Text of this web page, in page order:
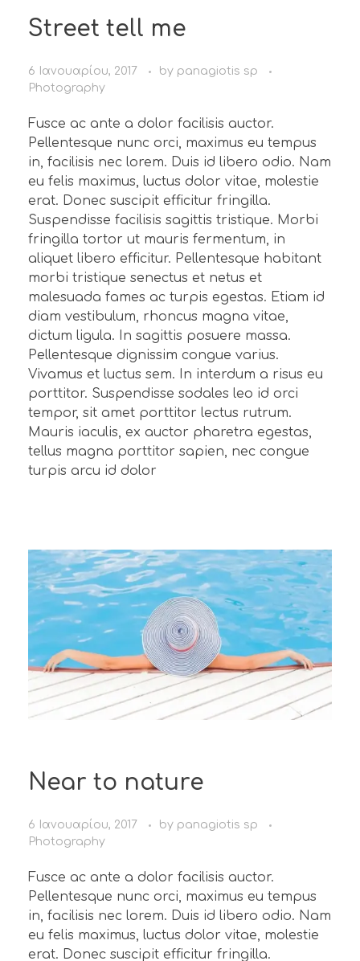
Street tell me
6 Ιανουαρίου, 2017 by panagiotis sp
Photography
Fusce ac ante a dolor facilisis auctor.
Pellentesque nunc orci, maximus eu tempus
in, facilisis nec lorem. Duis id libero odio. Nam
eu felis maximus, luctus dolor vitae, molestie
erat. Donec suscipit efficitur fringilla.
Suspendisse facilisis sagittis tristique. Morbi
fringilla tortor ut mauris fermentum, in
aliquet libero efficitur. Pellentesque habitant
morbi tristique senectus et netus et
malesuada fames ac turpis egestas. Etiam id
diam vestibulum, rhoncus magna vitae,
dictum ligula. In sagittis posuere massa.
Pellentesque dignissim congue varius.
Vivamus et luctus sem. In interdum a risus eu
porttitor. Suspendisse sodales leo id orci
tempor, sit amet porttitor lectus rutrum.
Mauris iaculis, ex auctor pharetra egestas,
tellus magna porttitor sapien, nec congue
turpis arcu id dolor
Near to nature
6 Ιανουαρίου, 2017 by panagiotis sp
Photography
Fusce ac ante a dolor facilisis auctor.
Pellentesque nunc orci, maximus eu tempus
in, facilisis nec lorem. Duis id libero odio. Nam
eu felis maximus, luctus dolor vitae, molestie
erat. Donec suscipit efficitur fringilla.